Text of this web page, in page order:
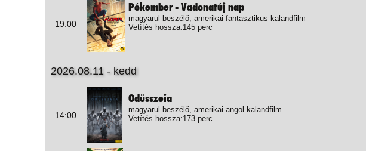
19:00
Pókember - Vadonatúj nap
magyarul beszélő, amerikai fantasztikus kalandfilm
Vetítés hossza:145 perc
2026.08.11 - kedd
14:00
Odüsszeia
magyarul beszélő, amerikai-angol kalandfilm
Vetítés hossza:173 perc